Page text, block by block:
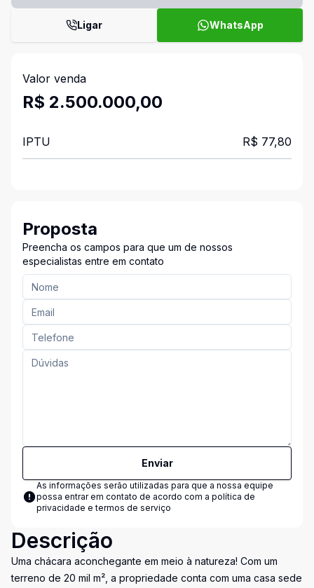
Ligar WhatsApp
Valor venda
R$ 2.500.000,00
IPTU R$ 77,80
Proposta
Preencha os campos para que um de nossos
especialistas entre em contato
Enviar
As informações serão utilizadas para que a nossa equipe
possa entrar em contato de acordo com a política de
privacidade e termos de serviço
Descrição
Uma chácara aconchegante em meio à natureza! Com um
terreno de 20 mil m², a propriedade conta com uma casa sede